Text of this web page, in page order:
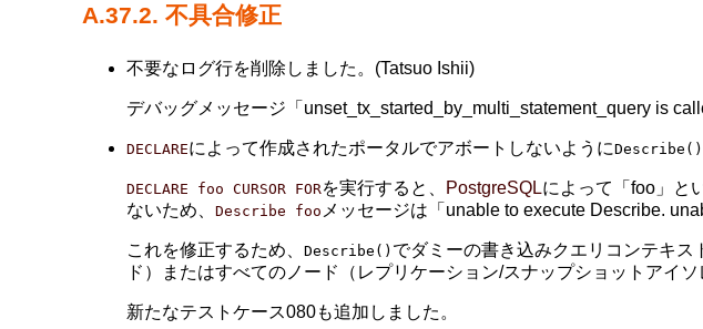
A.37.2. 不具合修正
不要なログ行を削除しました。(Tatsuo Ishii)
デバッグメッセージ「unset_tx_started_by_multi_statement_query is
DECLAREによって作成されたポータルでアボートしないようにDescribe()
DECLARE foo CURSOR FORを実行すると、 PostgreSQLによって「foo」と
ないため、Describe foo メッセージは「unable to execute Describe.
これを修正するため、Describe() でダミーの書き込みクエリコンテキス
ド）またはすべてのノード（レプリケーション/スナップショットアイ
新たなテストケース080も追加しました。